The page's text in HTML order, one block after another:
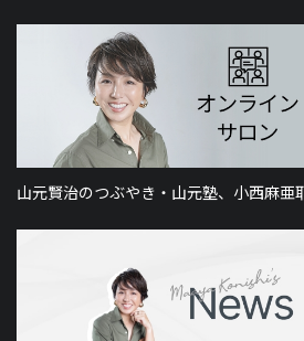
山元賢治のつぶやき・山元塾、小西麻亜